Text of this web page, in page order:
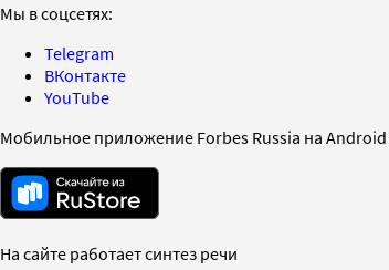
Мы в соцсетях:
Telegram
ВКонтакте
YouTube
Мобильное приложение Forbes Russia на Android
На сайте работает синтез речи